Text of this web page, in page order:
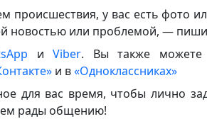
происшествия, у вас есть фото
новостью или проблемой, —
иViber. Вы также можете
и в«Одноклассниках»
для вас время, чтобы лично
рады общению!